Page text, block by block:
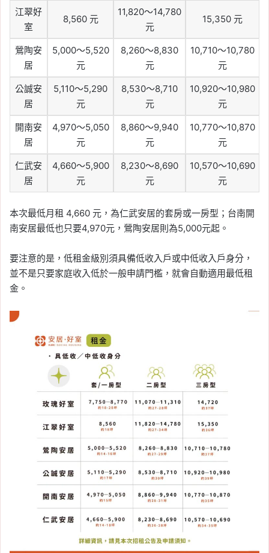
江翠好
室
8,560 元
11,820～14,780
元
15,350 元
鶯陶安
居
5,000～5,520
元
8,260～8,830
元
10,710～10,780
元
公誠安
居
5,110～5,290
元
8,530～8,710
元
10,920～10,980
元
開南安
居
4,970～5,050
元
8,860～9,940
元
10,770～10,870
元
仁武安
居
4,660～5,900
元
8,230～8,690
元
10,570～10,690
元
本次最低月租 4,660 元，為仁武安居的套房或一房型；台南開
南安居最低也只要4,970元，鶯陶安居則為5,000元起。
要注意的是，低租金級別須具備低收入戶或中低收入戶身分，
並不是只要家庭收入低於一般申請門檻，就會自動適用最低租
金。